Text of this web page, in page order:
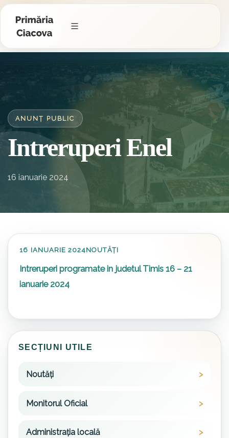
ANUNȚ PUBLIC
Intreruperi Enel
16 ianuarie 2024
16 IANUARIE 2024NOUTĂȚI
Intreruperi programate in judetul Timis 16 – 21
ianuarie 2024
SECȚIUNI UTILE
Noutăți
Monitorul Oficial
Administrația locală